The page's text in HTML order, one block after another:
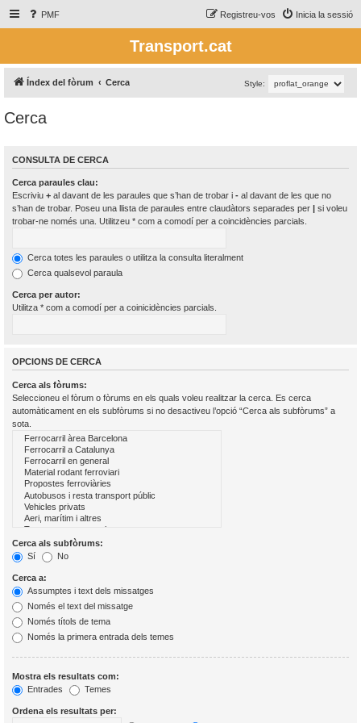
PMF Inicia la sessió
Registreu-vos
Transport.cat
Índex del fòrum Cerca Style:
Cerca
CONSULTA DE CERCA
Cerca paraules clau:
Escriviu + al davant de les paraules que s’han de trobar i - al davant de les que no
s’han de trobar. Poseu una llista de paraules entre claudàtors separades per | si voleu
trobar-ne només una. Utilitzeu * com a comodí per a coincidències parcials.
Cerca totes les paraules o utilitza la consulta literalment
Cerca qualsevol paraula
Cerca per autor:
Utilitza * com a comodí per a coinicidències parcials.
OPCIONS DE CERCA
Cerca als fòrums:
Seleccioneu el fòrum o fòrums en els quals voleu realitzar la cerca. Es cerca
automàticament en els subfòrums si no desactiveu l’opció “Cerca als subfòrums” a
sota.
Cerca als subfòrums:
Sí
No
Cerca a:
Assumptes i text dels missatges
Només el text del missatge
Només títols de tema
Només la primera entrada dels temes
Mostra els resultats com:
Entrades
Temes
Ordena els resultats per: